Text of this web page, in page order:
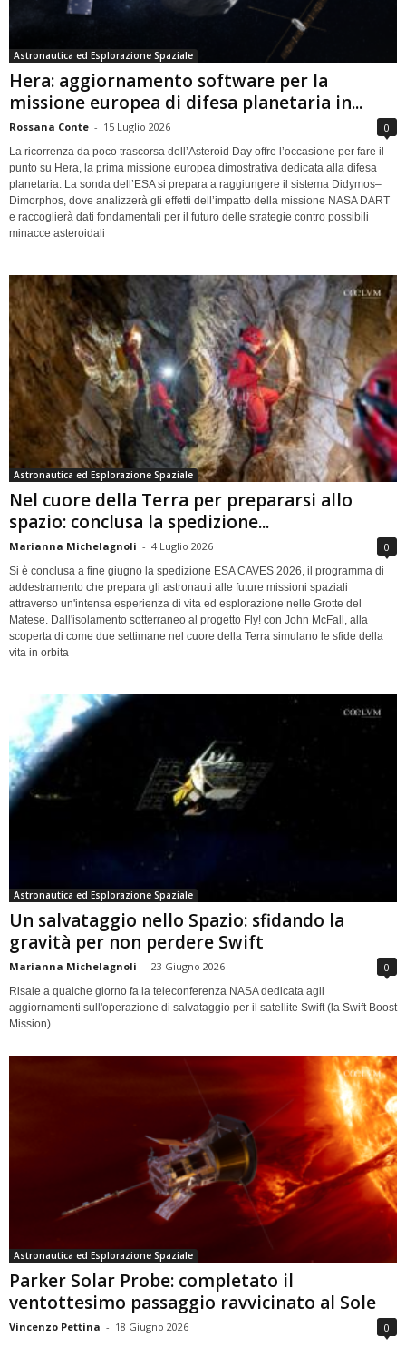
Astronautica ed Esplorazione Spaziale
Hera: aggiornamento software per la
missione europea di difesa planetaria in...
Rossana Conte - 15 Luglio 2026 0
La ricorrenza da poco trascorsa dell’Asteroid Day offre l’occasione per fare il
punto su Hera, la prima missione europea dimostrativa dedicata alla difesa
planetaria. La sonda dell’ESA si prepara a raggiungere il sistema Didymos–
Dimorphos, dove analizzerà gli effetti dell’impatto della missione NASA DART
e raccoglierà dati fondamentali per il futuro delle strategie contro possibili
minacce asteroidali
Astronautica ed Esplorazione Spaziale
Nel cuore della Terra per prepararsi allo
spazio: conclusa la spedizione...
Marianna Michelagnoli - 4 Luglio 2026 0
Si è conclusa a fine giugno la spedizione ESA CAVES 2026, il programma di
addestramento che prepara gli astronauti alle future missioni spaziali
attraverso un'intensa esperienza di vita ed esplorazione nelle Grotte del
Matese. Dall'isolamento sotterraneo al progetto Fly! con John McFall, alla
scoperta di come due settimane nel cuore della Terra simulano le sfide della
vita in orbita
Astronautica ed Esplorazione Spaziale
Un salvataggio nello Spazio: sfidando la
gravità per non perdere Swift
Marianna Michelagnoli - 23 Giugno 2026 0
Risale a qualche giorno fa la teleconferenza NASA dedicata agli
aggiornamenti sull'operazione di salvataggio per il satellite Swift (la Swift Boost
Mission)
Astronautica ed Esplorazione Spaziale
Parker Solar Probe: completato il
ventottesimo passaggio ravvicinato al Sole
Vincenzo Pettina - 18 Giugno 2026 0